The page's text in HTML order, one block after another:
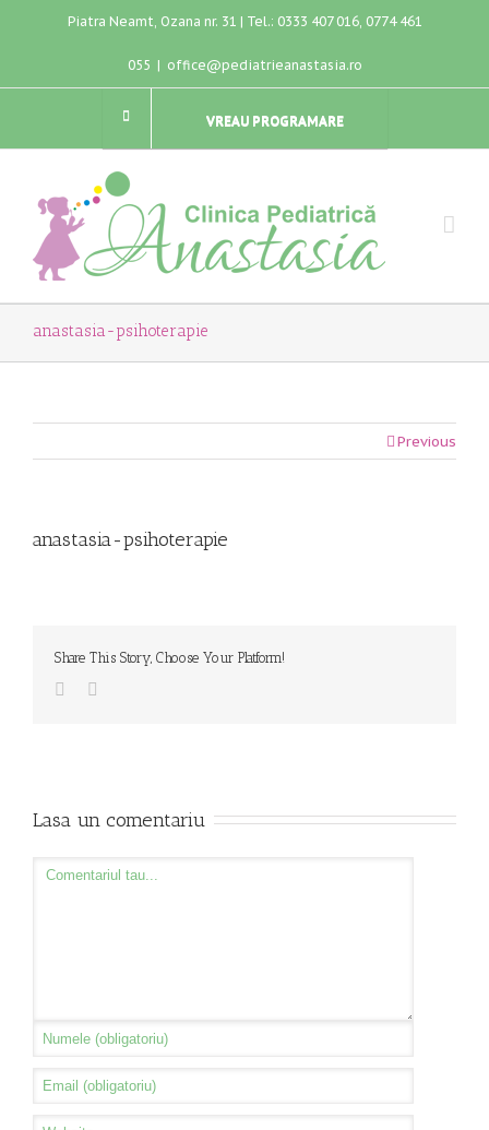
Piatra Neamt, Ozana nr. 31 | Tel.: 0333 407 016, 0774 461
055 | office@pediatrieanastasia.ro
VREAU PROGRAMARE
anastasia-psihoterapie
Previous
anastasia-psihoterapie
Share This Story, Choose Your Platform!
Lasa un comentariu